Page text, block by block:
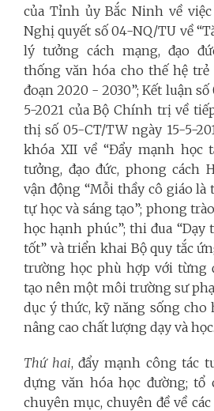
của Tỉnh ủy Bắc Ninh về
Nghị quyết số 04-NQ/TU về
lý tưởng cách mạng, đạo
thống văn hóa cho thế hệ
đoạn 2020 - 2030”; Kết luận
5-2021 của Bộ Chính trị về
thị số 05-CT/TW ngày 15-5-
khóa XII về “Đẩy mạnh học
tưởng, đạo đức, phong cách
vận động “Mỗi thầy cô giáo là
tự học và sáng tạo”; phong
học hạnh phúc”; thi đua “Dạy
tốt” và triển khai Bộ quy tắc
trường học phù hợp với từng
tạo nên một môi trường sư
dục ý thức, kỹ năng sống cho
nâng cao chất lượng dạy và học.
Thứ hai, đẩy mạnh công tác
dựng văn hóa học đường; tổ
chuyên mục, chuyên đề về